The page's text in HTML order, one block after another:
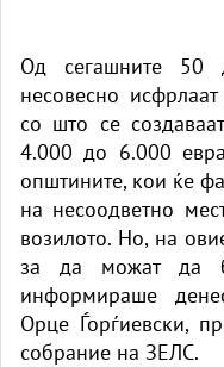
Oд сегашните
несовесно
со што се
4.000 до 6.000
општините, кои ќе
на несоодветно
возилото. Но, на
за да можат да
информираше
Орце Ѓорѓиевски,
собрание на ЗЕЛС.